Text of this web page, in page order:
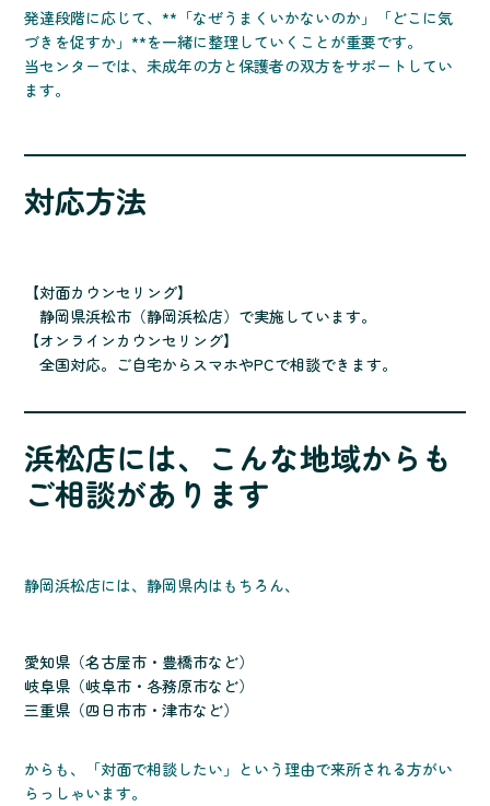
発達段階に応じて、**「なぜうまくいかないのか」「どこに気
づきを促すか」**を一緒に整理していくことが重要です。
当センターでは、未成年の方と保護者の双方をサポートしてい
ます。
対応方法
【対面カウンセリング】
静岡県浜松市（静岡浜松店）で実施しています。
【オンラインカウンセリング】
全国対応。ご自宅からスマホやPCで相談できます。
浜松店には、こんな地域からも
ご相談があります
静岡浜松店には、静岡県内はもちろん、
愛知県（名古屋市・豊橋市など）
岐阜県（岐阜市・各務原市など）
三重県（四日市市・津市など）
からも、「対面で相談したい」という理由で来所される方がい
らっしゃいます。